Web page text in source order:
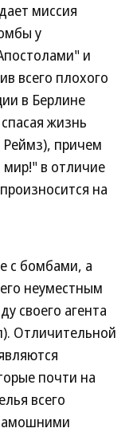
миссия
у
и
всего плохого
в Берлине
жизнь
причем
мир!" в отличие
на
с бомбами, а
неуместным
своего агента
Отличительной
почти на
всего